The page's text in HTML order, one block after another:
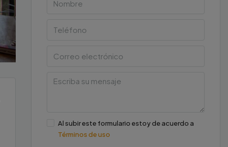
Ago
Al subir este formulario estoy de acuerdo a
Términos de uso